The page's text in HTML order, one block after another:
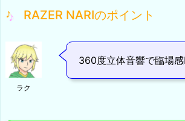
RAZER NARIのポイント
ラク
360度立体音響で臨場感